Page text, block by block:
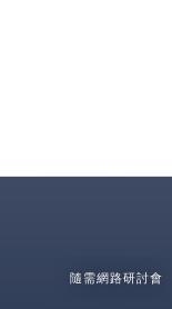
for 方案與定價
隨需網路研討會